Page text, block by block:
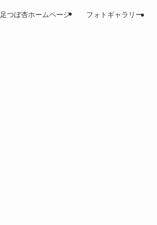
足つぼ杏ホームページ フォトギャラリー